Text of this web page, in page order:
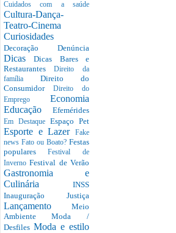
Cuidados com a saúde
Cultura-Dança-
Teatro-Cinema
Curiosidades
Decoração Denúncia
DicasDicas Bares e
RestaurantesDireito da
família Direito do
Consumidor Direito do
Emprego Economia
Educação Efemérides
Em Destaque Espaço Pet
Esporte e Lazer
Fake
news Fato ou Boato? Festas
popularesFestival de
InvernoFestival de Verão
Gastronomia e
Culinária INSS
Inauguração Justiça
Lançamento Meio
AmbienteModa /
Desfiles Moda e estilo